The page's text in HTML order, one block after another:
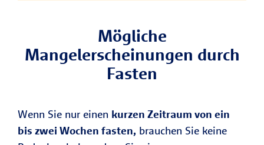
Mögliche
Mangelerscheinungen durch
Fasten
Wenn Sie nur einen kurzen Zeitraum von ein
bis zwei Wochen fasten, brauchen Sie keine